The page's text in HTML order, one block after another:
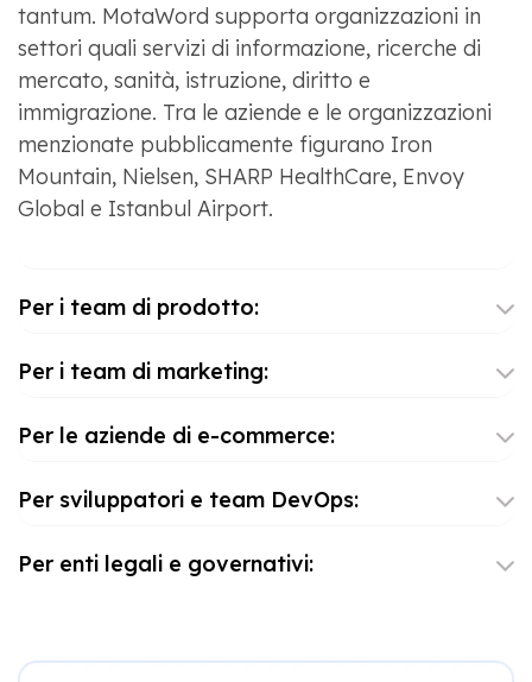
tantum. MotaWord supporta organizzazioni in
settori quali servizi di informazione, ricerche di
mercato, sanità, istruzione, diritto e
immigrazione. Tra le aziende e le organizzazioni
menzionate pubblicamente figurano Iron
Mountain, Nielsen, SHARP HealthCare, Envoy
Global e Istanbul Airport.
Per i team di prodotto:
Per i team di marketing:
Per le aziende di e-commerce:
Per sviluppatori e team DevOps:
Per enti legali e governativi: